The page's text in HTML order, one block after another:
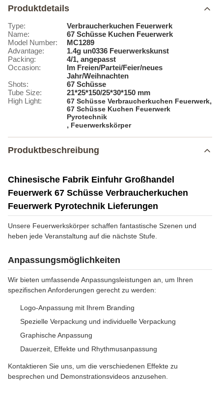
Produktdetails
Type:
Verbraucherkuchen Feuerwerk
Name:
67 Schüsse Kuchen Feuerwerk
Model Number:
MC1289
Advantage:
1.4g un0336 Feuerwerkskunst
Packing:
4/1, angepasst
Occasion:
Im Freien/Partei/Feier/neues
Jahr/Weihnachten
Shots:
67 Schüsse
Tube Size:
21*25*150/25*30*150 mm
High Light:
67 Schüsse Verbraucherkuchen Feuerwerk,
67 Schüsse Kuchen Feuerwerk
Pyrotechnik
, Feuerwerkskörper
Produktbeschreibung
Chinesische Fabrik Einfuhr Großhandel
Feuerwerk 67 Schüsse Verbraucherkuchen
Feuerwerk Pyrotechnik Lieferungen
Unsere Feuerwerkskörper schaffen fantastische Szenen und
heben jede Veranstaltung auf die nächste Stufe.
Anpassungsmöglichkeiten
Wir bieten umfassende Anpassungsleistungen an, um Ihren
spezifischen Anforderungen gerecht zu werden:
Logo-Anpassung mit Ihrem Branding
Spezielle Verpackung und individuelle Verpackung
Graphische Anpassung
Dauerzeit, Effekte und Rhythmusanpassung
Kontaktieren Sie uns, um die verschiedenen Effekte zu
besprechen und Demonstrationsvideos anzusehen.